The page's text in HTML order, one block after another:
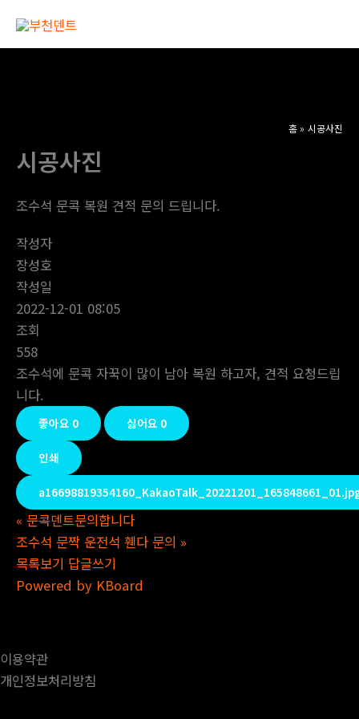
츠
Main
홈 시공사진
시공사진
조수석 문콕 복원 견적 문의 드립니다.
작성자
장성호
작성일
2022-12-01 08:05
조회
558
조수석에 문콕 자꾹이 많이 남아 복원 하고자, 견적 요청드립
니다.
좋아요 0 싫어요 0
인쇄
« 문콕덴트문의합니다
조수석 문짝 운전석 휀다 문의 »
목록보기 답글쓰기
Powered by KBoard
이용약관
개인정보처리방침